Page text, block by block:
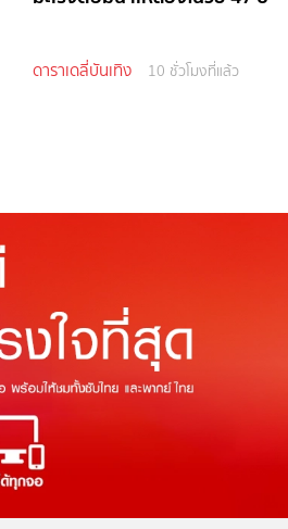
ดาราเดลี่บันเทิง 10 ชั่วโมงที่แล้ว